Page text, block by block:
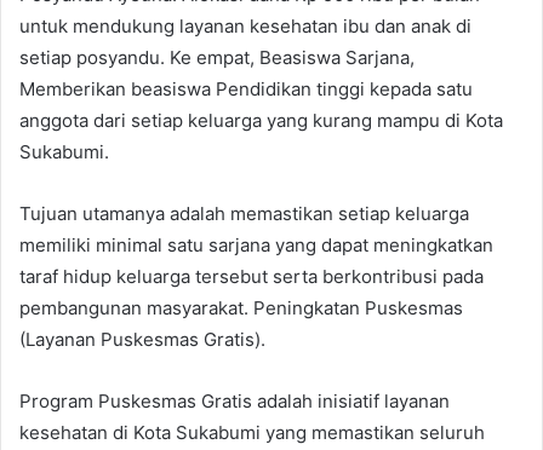
untuk mendukung layanan kesehatan ibu dan anak di
setiap posyandu. Ke empat, Beasiswa Sarjana,
Memberikan beasiswa Pendidikan tinggi kepada satu
anggota dari setiap keluarga yang kurang mampu di Kota
Sukabumi.
Tujuan utamanya adalah memastikan setiap keluarga
memiliki minimal satu sarjana yang dapat meningkatkan
taraf hidup keluarga tersebut serta berkontribusi pada
pembangunan masyarakat. Peningkatan Puskesmas
(Layanan Puskesmas Gratis).
Program Puskesmas Gratis adalah inisiatif layanan
kesehatan di Kota Sukabumi yang memastikan seluruh